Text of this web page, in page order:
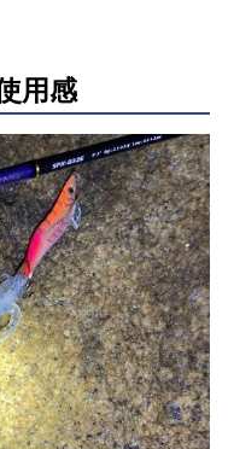
用感